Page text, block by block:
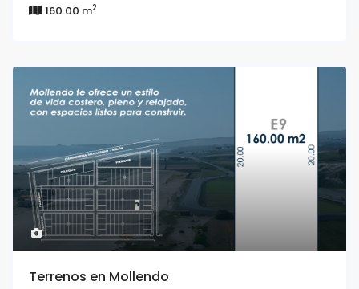
160.00 m2
1
Terrenos en Mollendo